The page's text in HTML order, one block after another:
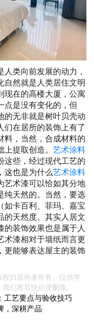
类向前发展的动力，
自然就是人类居住文明
现在的高楼大厦，公寓
点是没有变化的，但
的无非就是树叶贝壳动
们在居所的装饰上有了
料，当然，合成材料的
提取创造。 艺术涂料
这些，经过现代工艺的
这也是为什么艺术涂料
艺术漆可以恰如其分地
纯天然的。当然，要选
如卡百利、菲玛、嘉宝
的天然度。其实人居文
的装饰效果也是属于人
术漆相对于墙纸而言更
更能够表达屋主的装饰
归原作者所有。仅供学
们将尽快处理删除。
工艺要点与验收技巧
，深耕产品